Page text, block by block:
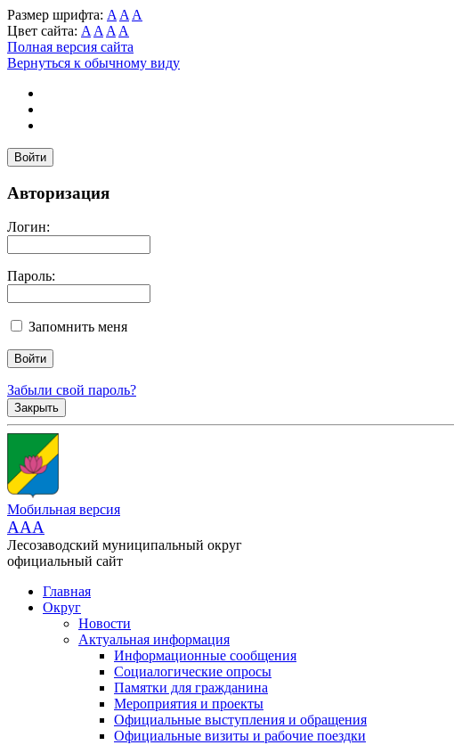
Размер шрифта: A A A
Цвет сайта: A A A A
Полная версия сайта
Вернуться к обычному виду
Войти
Авторизация
Логин:
Пароль:
Запомнить меня
Забыли свой пароль?
Закрыть
Мобильная версия
AAA
Лесозаводский муниципальный округ
официальный сайт
Главная
Округ
Новости
Актуальная информация
Информационные сообщения
Социалогические опросы
Памятки для гражданина
Мероприятия и проекты
Официальные выступления и обращения
Официальные визиты и рабочие поездки